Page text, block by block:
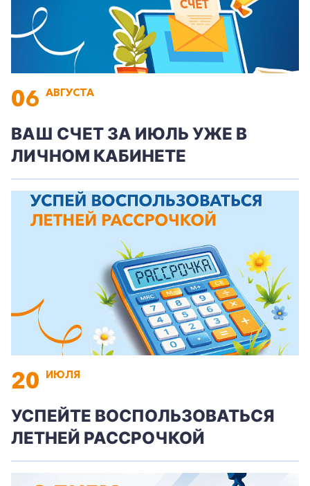
06 АВГУСТА
ВАШ СЧЕТ ЗА ИЮЛЬ УЖЕ В
ЛИЧНОМ КАБИНЕТЕ
20 ИЮЛЯ
УСПЕЙТЕ ВОСПОЛЬЗОВАТЬСЯ
ЛЕТНЕЙ РАССРОЧКОЙ